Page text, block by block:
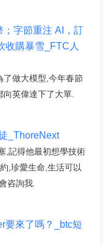
；字節重注 AI，訂
收購暴雪_FTC人
做大模型,今年春節
英偉達下了大單.
_ThoreNext
,記得他最初想學技術
,珍愛生命,生活可以
咨詢我.
要來了嗎？_btc短